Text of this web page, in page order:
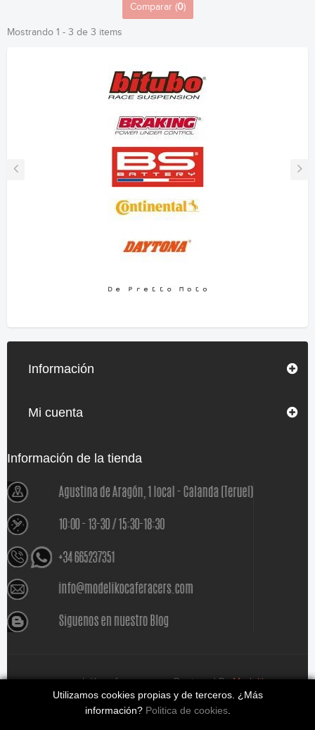
Comparar (0)
Mostrando 1 - 3 de 3 items
Información
Mi cuenta
Información de la tienda
Utilizamos cookies propias y de terceros. ¿Más
información? Politica de cookies.
www.modelikocaferacers.com Designed By Modeliko